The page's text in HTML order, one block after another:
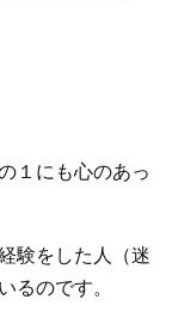
１にも心のあっ
験をした人（迷
のです。